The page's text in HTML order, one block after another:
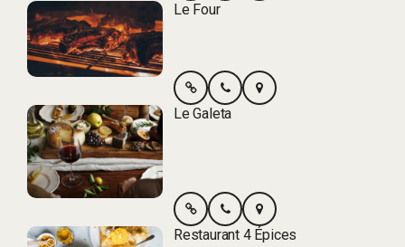
Le Four
Le Galeta
Restaurant 4 Épices